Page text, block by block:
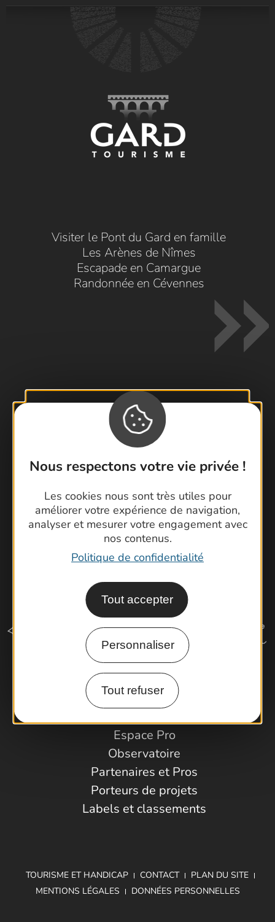
Nous respectons votre vie privée !
Les cookies nous sont très utiles pour
améliorer votre expérience de navigation,
analyser et mesurer votre engagement avec
nos contenus.
Politique de confidentialité
Tout accepter
Personnaliser
Tout refuser
Visiter le Pont du Gard en famille
Les Arènes de Nîmes
Escapade en Camargue
Randonnée en Cévennes
Contactez-nous !
Foire aux questions
Brochures
Cartoguides et Topoguides
Comment venir ?
Espace Pro
Observatoire
Partenaires et Pros
Porteurs de projets
Labels et classements
TOURISME ET HANDICAP CONTACT
PLAN DU SITE
MENTIONS LÉGALES
DONNÉES PERSONNELLES